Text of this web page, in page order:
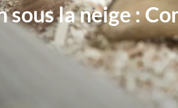
sous la neige :